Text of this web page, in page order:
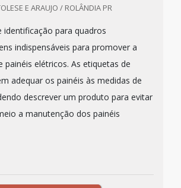
E ARAUJO / ROLÂNDIA PR
identificação para quadros
indispensáveis para promover a
painéis elétricos. As etiquetas de
adequar os painéis às medidas de
descrever um produto para evitar
a manutenção dos painéis